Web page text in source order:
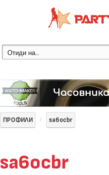
ПРОФИЛИ sa6ocbr
sa6ocbr